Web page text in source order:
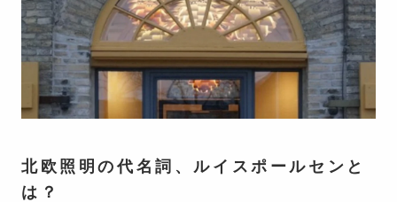
北欧照明の代名詞、ルイスポールセンと
は？